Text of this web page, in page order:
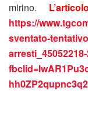
mirino.
https://
sventato-